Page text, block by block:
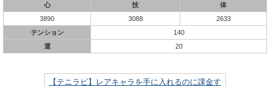
心
技
体
3890
3088
2633
テンション
140
運
20
【テニラビ】レアキャラを手に入れるのに課金す